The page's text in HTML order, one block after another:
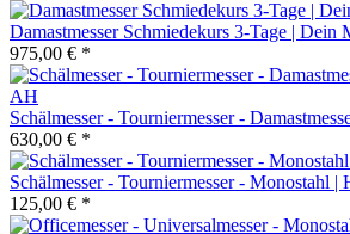
Damastmesser Schmiedekurs 3-Tage | Dein
975,00 € *
Schälmesser - Tourniermesser -
630,00 € *
Schälmesser - Tourniermesser - Monostahl |
125,00 € *